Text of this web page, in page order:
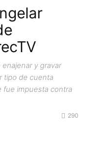
y gravar
tipo de cuenta
fue impuesta contra
290